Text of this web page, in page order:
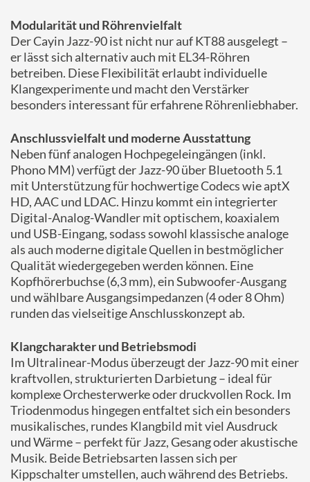
Modularität und Röhrenvielfalt
Der Cayin Jazz-90 ist nicht nur auf KT88 ausgelegt –
er lässt sich alternativ auch mit EL34-Röhren
betreiben. Diese Flexibilität erlaubt individuelle
Klangexperimente und macht den Verstärker
besonders interessant für erfahrene Röhrenliebhaber.
Anschlussvielfalt und moderne Ausstattung
Neben fünf analogen Hochpegeleingängen (inkl.
Phono MM) verfügt der Jazz-90 über Bluetooth 5.1
mit Unterstützung für hochwertige Codecs wie aptX
HD, AAC und LDAC. Hinzu kommt ein integrierter
Digital-Analog-Wandler mit optischem, koaxialem
und USB-Eingang, sodass sowohl klassische analoge
als auch moderne digitale Quellen in bestmöglicher
Qualität wiedergegeben werden können. Eine
Kopfhörerbuchse (6,3 mm), ein Subwoofer-Ausgang
und wählbare Ausgangsimpedanzen (4 oder 8 Ohm)
runden das vielseitige Anschlusskonzept ab.
Klangcharakter und Betriebsmodi
Im Ultralinear-Modus überzeugt der Jazz-90 mit einer
kraftvollen, strukturierten Darbietung – ideal für
komplexe Orchesterwerke oder druckvollen Rock. Im
Triodenmodus hingegen entfaltet sich ein besonders
musikalisches, rundes Klangbild mit viel Ausdruck
und Wärme – perfekt für Jazz, Gesang oder akustische
Musik. Beide Betriebsarten lassen sich per
Kippschalter umstellen, auch während des Betriebs.